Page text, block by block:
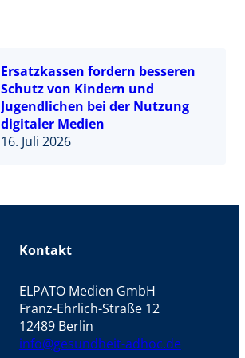
Ersatzkassen fordern besseren
Schutz von Kindern und
Jugendlichen bei der Nutzung
digitaler Medien
16. Juli 2026
Kontakt
ELPATO Medien GmbH
Franz-Ehrlich-Straße 12
12489 Berlin
info@gesundheit-adhoc.de